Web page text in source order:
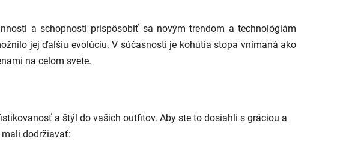
a schopnosti prispôsobiť sa novým trendom a technológiám
jej ďalšiu evolúciu. V súčasnosti je kohútia stopa vnímaná ako
na celom svete.
a štýl do vašich outfitov. Aby ste to dosiahli s gráciou a
mali dodržiavať: